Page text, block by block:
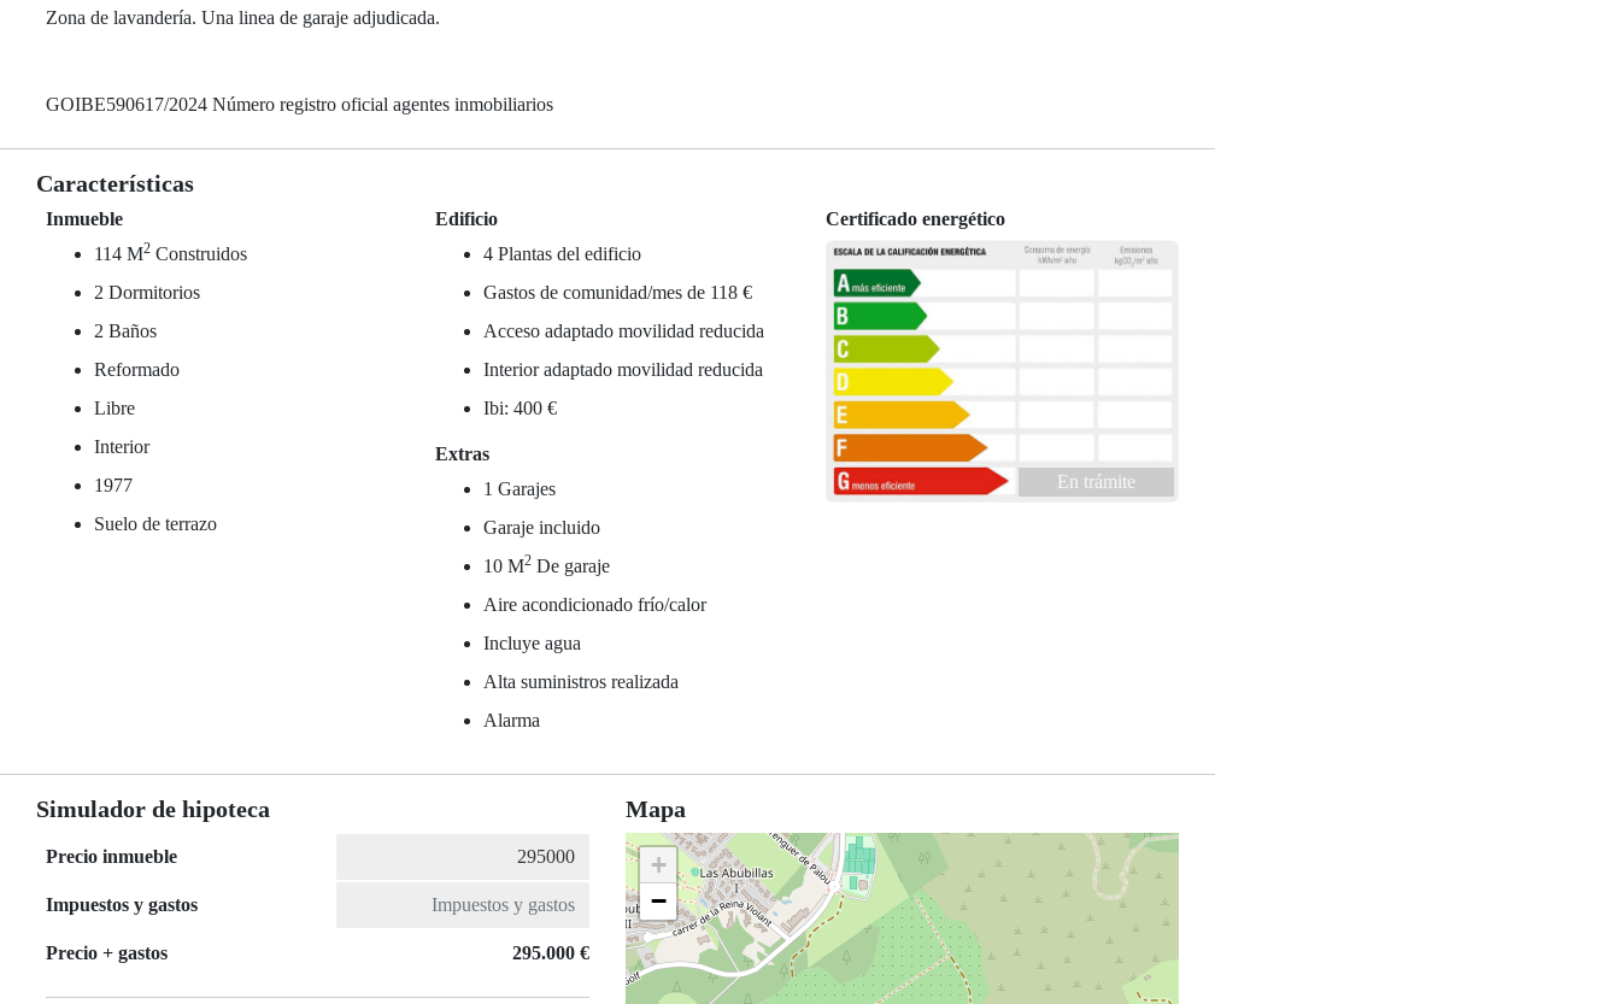
Zona de lavandería. Una linea de garaje adjudicada.
GOIBE590617/2024 Número registro oficial agentes inmobiliarios
Características
Inmueble
114 M2 Construidos
2 Dormitorios
2 Baños
Reformado
Libre
Interior
1977
Suelo de terrazo
Edificio
4 Plantas del edificio
Gastos de comunidad/mes de 118 €
Acceso adaptado movilidad reducida
Interior adaptado movilidad reducida
Ibi: 400 €
Extras
1 Garajes
Garaje incluido
10 M2 De garaje
Aire acondicionado frío/calor
Incluye agua
Alta suministros realizada
Alarma
Certificado energético
En trámite
Simulador de hipoteca
Precio inmueble
Impuestos y gastos
Precio + gastos 295.000 €
Mapa
+
−